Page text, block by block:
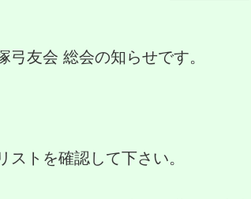
弓友会 総会の知らせです。
ストを確認して下さい。